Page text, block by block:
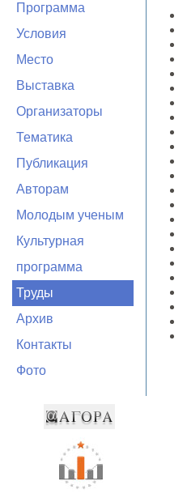
Программа
Условия
Место
Выставка
Организаторы
Тематика
Публикация
Авторам
Молодым ученым
Культурная
программа
Труды
Архив
Контакты
Фото